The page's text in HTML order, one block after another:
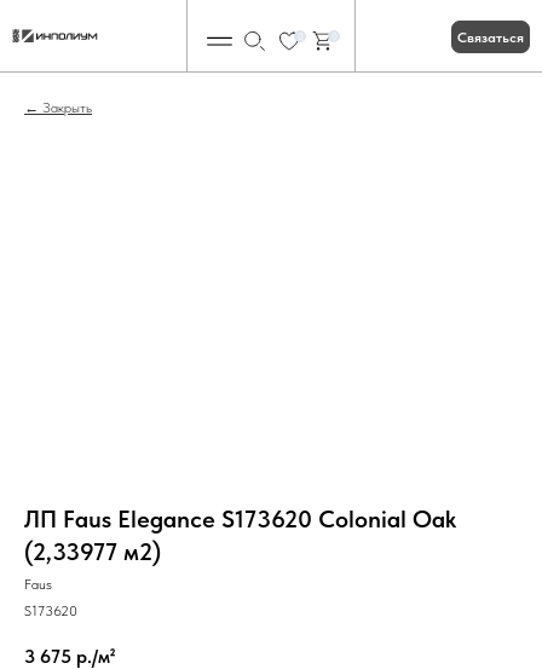
Связаться
Закрыть
ЛП Faus Elegance S173620 Colonial Oak
(2,33977 м2)
Faus
S173620
3 675 р./м²